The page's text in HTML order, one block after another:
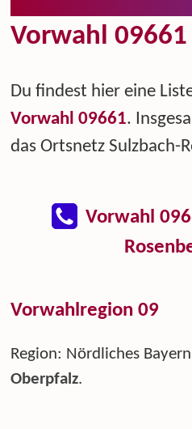
Vorwahl 09661
Du findest hier eine
Vorwahl 09661.
das Ortsnetz Sulzbach-
Vorwahl
Vorwahlregion 09
Region: Nördliches
Oberpfalz.